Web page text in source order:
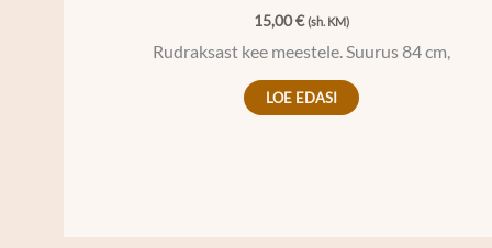
15,00€ (sh. KM)
Rudraksast kee meestele. Suurus 84 cm,
LOE EDASI